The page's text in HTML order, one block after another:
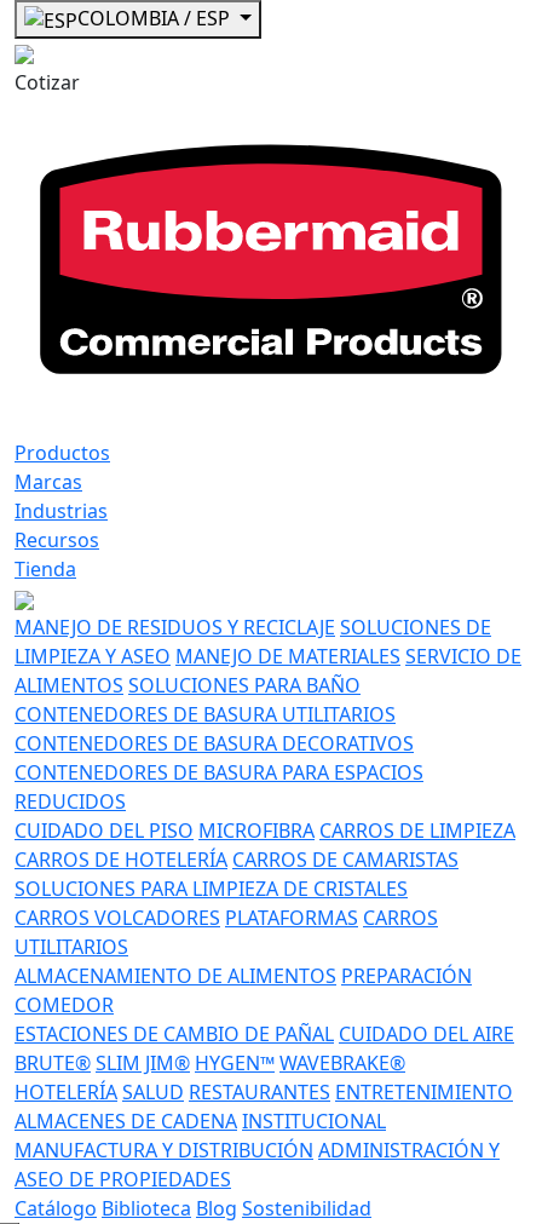
COLOMBIA / ESP
Cotizar
Productos
Marcas
Industrias
Recursos
Tienda
MANEJO DE RESIDUOS Y RECICLAJE SOLUCIONES DE
LIMPIEZA Y ASEO MANEJO DE MATERIALES SERVICIO DE
ALIMENTOS SOLUCIONES PARA BAÑO
CONTENEDORES DE BASURA UTILITARIOS
CONTENEDORES DE BASURA DECORATIVOS
CONTENEDORES DE BASURA PARA ESPACIOS
REDUCIDOS
CUIDADO DEL PISO MICROFIBRA CARROS DE LIMPIEZA
CARROS DE HOTELERÍA CARROS DE CAMARISTAS
SOLUCIONES PARA LIMPIEZA DE CRISTALES
CARROS VOLCADORES PLATAFORMAS CARROS
UTILITARIOS
ALMACENAMIENTO DE ALIMENTOS PREPARACIÓN
COMEDOR
ESTACIONES DE CAMBIO DE PAÑAL CUIDADO DEL AIRE
BRUTE®SLIM JIM® HYGEN™WAVEBRAKE®
HOTELERÍASALUD RESTAURANTES ENTRETENIMIENTO
ALMACENES DE CADENAINSTITUCIONAL
MANUFACTURA Y DISTRIBUCIÓN ADMINISTRACIÓN Y
ASEO DE PROPIEDADES
Catálogo Biblioteca Blog Sostenibilidad